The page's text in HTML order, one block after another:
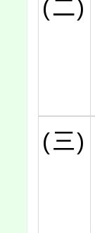
(二)
(三)